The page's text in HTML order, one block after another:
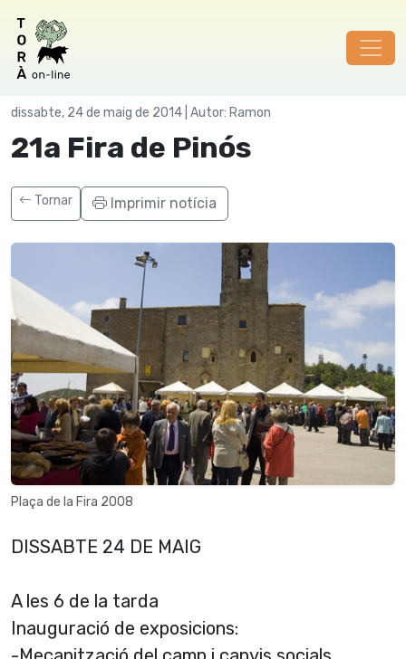
dissabte, 24 de maig de 2014 | Autor: Ramon
21a Fira de Pinós
Tornar Imprimir notícia
Plaça de la Fira 2008
DISSABTE 24 DE MAIG
A les 6 de la tarda
Inauguració de exposicions: